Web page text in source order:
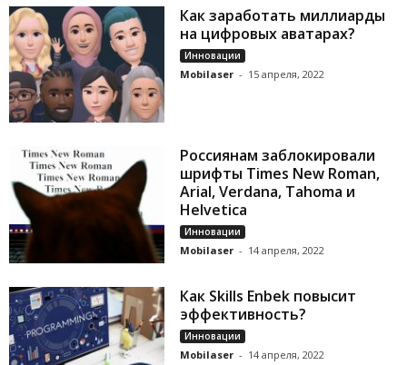
Как заработать миллиарды
на цифровых аватарах?
Инновации
Mobilaser - 15 апреля, 2022
Россиянам заблокировали
шрифты Times New Roman,
Arial, Verdana, Tahoma и
Helvetica
Инновации
Mobilaser - 14 апреля, 2022
Как Skills Enbek повысит
эффективность?
Инновации
Mobilaser - 14 апреля, 2022